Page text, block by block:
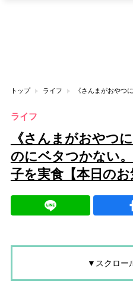
トップ ライフ
ライフ
《さんまがおやつ
のにベタつかない
子を実食【本日のお
▼スクロー